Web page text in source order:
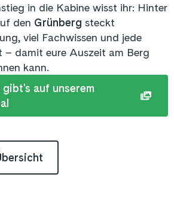
in die Kabine wisst ihr: Hinter
den Grünberg steckt
viel Fachwissen und jede
– damit eure Auszeit am Berg
kann.
auf unserem